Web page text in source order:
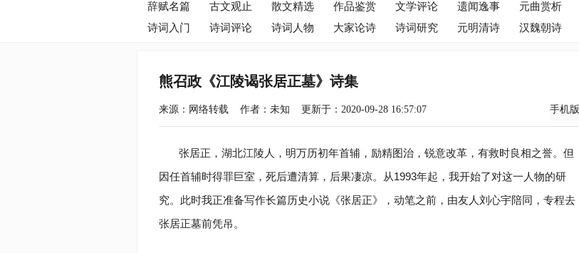
辞赋名篇 古文观止 散文精选 作品鉴赏 文学评论 遗闻逸事 元曲赏析
诗词入门
诗词评论 诗词人物 大家论诗 诗词研究 元明清诗 汉魏朝诗
熊召政《江陵谒张居正墓》诗集
来源：网络转载 作者：未知 更新于：2020-09-28 16:57:07 手机版
张居正，湖北江陵人，明万历初年首辅，励精图治，锐意改革，有救时良相之誉。但
因任首辅时得罪巨室，死后遭清算，后果凄凉。从1993年起，我开始了对这一人物的研
究。此时我正准备写作长篇历史小说《张居正》，动笔之前，由友人刘心宇陪同，专程去
张居正墓前凭吊。